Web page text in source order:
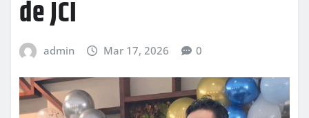
de JCI
admin Mar 17, 2026 0